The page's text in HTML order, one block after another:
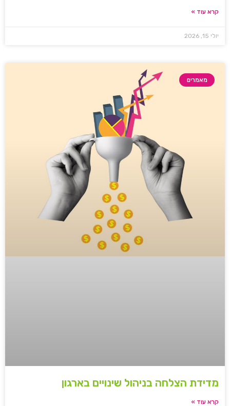
קרא עוד »
יולי 15, 2026
מאמרים
מדידת הצלחה בניהול שינויים בארגון
קרא עוד »